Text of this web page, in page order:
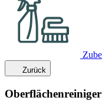
Zurück